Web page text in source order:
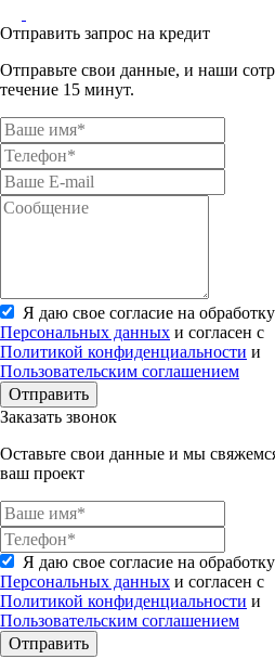
Отправить запрос на кредит
Отправьте свои данные, и наши
течение 15 минут.
Я даю свое согласие на обработку
Персональных данных и согласен с
Политикой конфиденциальности и
Пользовательским соглашением
Отправить
Заказать звонок
Оставьте свои данные и мы
ваш проект
Я даю свое согласие на обработку
Персональных данных и согласен с
Политикой конфиденциальности и
Пользовательским соглашением
Отправить